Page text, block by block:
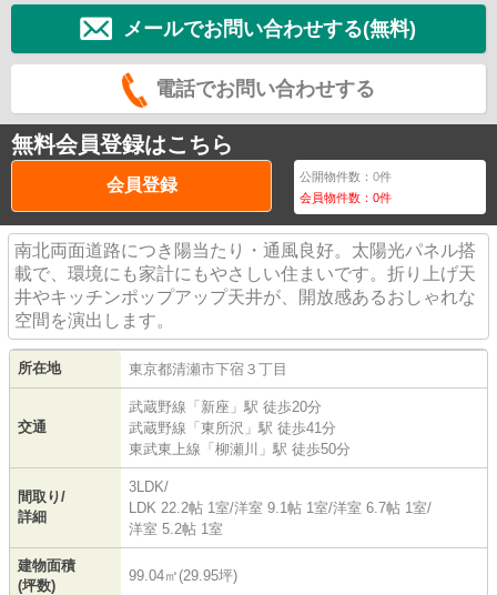
メールでお問い合わせする(無料)
電話でお問い合わせする
無料会員登録はこちら
会員登録 公開物件数：0件
会員物件数：0件
南北両面道路につき陽当たり・通風良好。太陽光パネル搭
載で、環境にも家計にもやさしい住まいです。折り上げ天
井やキッチンポップアップ天井が、開放感あるおしゃれな
空間を演出します。
所在地 東京都清瀬市下宿 ３丁目
交通
武蔵野線 「 新座 」駅 徒歩20分
武蔵野線 「 東所沢 」駅 徒歩41分
東武東上線 「 柳瀬川 」駅 徒歩50分
間取り/
詳細
3LDK/
LDK 22.2帖 1室/洋室 9.1帖 1室/洋室 6.7帖 1室/
洋室 5.2帖 1室
建物面積
(坪数)
99.04㎡(29.95坪)